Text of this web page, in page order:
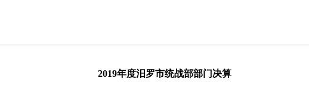
2019年度汨罗市统战部部门决算